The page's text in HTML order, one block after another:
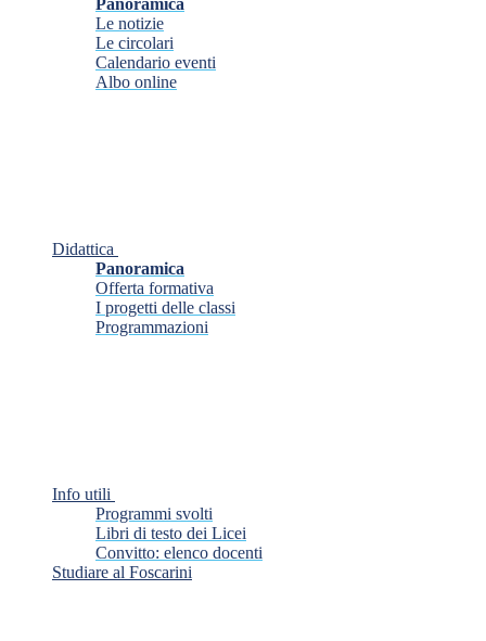
Panoramica
Le notizie
Le circolari
Calendario eventi
Albo online
Didattica
Panoramica
Offerta formativa
I progetti delle classi
Programmazioni
Info utili
Programmi svolti
Libri di testo dei Licei
Convitto: elenco docenti
Studiare al Foscarini